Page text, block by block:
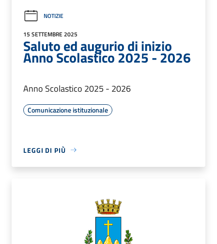
NOTIZIE
15 SETTEMBRE 2025
Saluto ed augurio di inizio
Anno Scolastico 2025 - 2026
Anno Scolastico 2025 - 2026
Comunicazione istituzionale
LEGGI DI PIÙ